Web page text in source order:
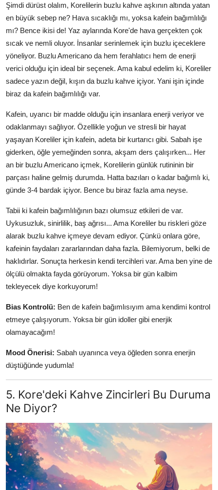
Şimdi dürüst olalım, Korelilerin buzlu kahve aşkının altında yatan
en büyük sebep ne? Hava sıcaklığı mı, yoksa kafein bağımlılığı
mı? Bence ikisi de! Yaz aylarında Kore'de hava gerçekten çok
sıcak ve nemli oluyor. İnsanlar serinlemek için buzlu içeceklere
yöneliyor. Buzlu Americano da hem ferahlatıcı hem de enerji
verici olduğu için ideal bir seçenek. Ama kabul edelim ki, Koreliler
sadece yazın değil, kışın da buzlu kahve içiyor. Yani işin içinde
biraz da kafein bağımlılığı var.
Kafein, uyarıcı bir madde olduğu için insanlara enerji veriyor ve
odaklanmayı sağlıyor. Özellikle yoğun ve stresli bir hayat
yaşayan Koreliler için kafein, adeta bir kurtarıcı gibi. Sabah işe
giderken, öğle yemeğinden sonra, akşam ders çalışırken... Her
an bir buzlu Americano içmek, Korelilerin günlük rutininin bir
parçası haline gelmiş durumda. Hatta bazıları o kadar bağımlı ki,
günde 3-4 bardak içiyor. Bence bu biraz fazla ama neyse.
Tabii ki kafein bağımlılığının bazı olumsuz etkileri de var.
Uykusuzluk, sinirlilik, baş ağrısı... Ama Koreliler bu riskleri göze
alarak buzlu kahve içmeye devam ediyor. Çünkü onlara göre,
kafeinin faydaları zararlarından daha fazla. Bilemiyorum, belki de
haklıdırlar. Sonuçta herkesin kendi tercihleri var. Ama ben yine de
ölçülü olmakta fayda görüyorum. Yoksa bir gün kalbim
tekleyecek diye korkuyorum!
Bias Kontrolü: Ben de kafein bağımlısıyım ama kendimi kontrol
etmeye çalışıyorum. Yoksa bir gün idoller gibi enerjik
olamayacağım!
Mood Önerisi: Sabah uyanınca veya öğleden sonra enerjin
düştüğünde yudumla!
5. Kore'deki Kahve Zincirleri Bu Duruma
Ne Diyor?